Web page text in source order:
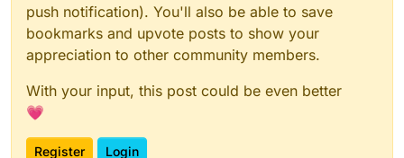
push notification). You'll also be able to save
bookmarks and upvote posts to show your
appreciation to other community members.
With your input, this post could be even better
💗
Register Login